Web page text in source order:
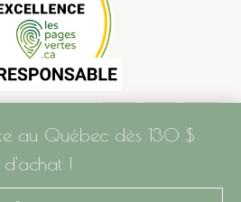
Aniela Mieko
au Québec dès 130 $
d'achat !